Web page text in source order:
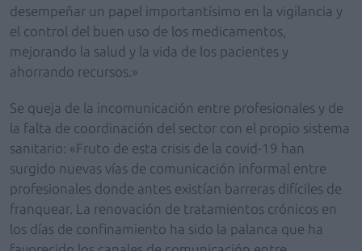
desempeñar un papel importantísimo en la vigilancia y
el control del buen uso de los medicamentos,
mejorando la salud y la vida de los pacientes y
ahorrando recursos.»
Se queja de la incomunicación entre profesionales y de
la falta de coordinación del sector con el propio sistema
sanitario: «Fruto de esta crisis de la covid-19 han
surgido nuevas vías de comunicación informal entre
profesionales donde antes existían barreras difíciles de
franquear. La renovación de tratamientos crónicos en
los días de confinamiento ha sido la palanca que ha